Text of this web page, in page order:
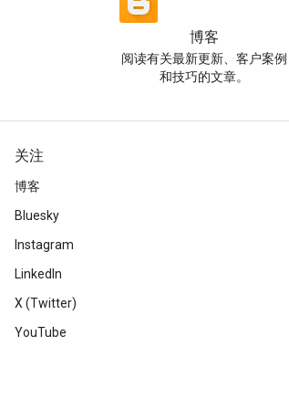
博客
阅读有关最新更新、客户案例
和技巧的文章。
关注
博客
Bluesky
Instagram
LinkedIn
X (Twitter)
YouTube